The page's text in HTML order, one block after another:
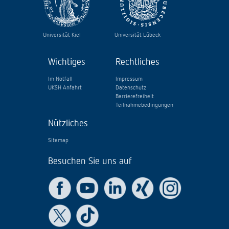
Universität Kiel Universität Lübeck
Wichtiges
Im Notfall
UKSH Anfahrt
Rechtliches
Impressum
Datenschutz
Barrierefreiheit
Teilnahmebedingungen
Nützliches
Sitemap
Besuchen Sie uns auf